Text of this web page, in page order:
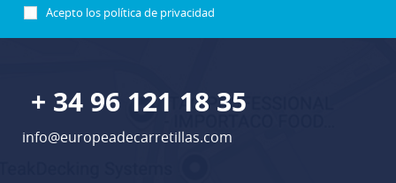
Acepto los política de privacidad
+ 34 96 121 18 35
info@europeadecarretillas.com